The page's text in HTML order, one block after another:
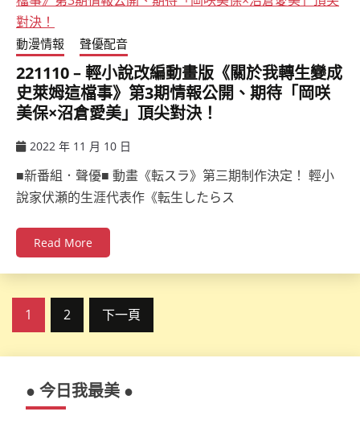
動漫情報 聲優配音
221110 – 輕小說改編動畫版《關於我轉生變成
史萊姆這檔事》第3期情報公開、期待「岡咲
美保×沼倉愛美」頂尖對決！
2022 年 11 月 10 日
■新番組．聲優■ 動畫《転スラ》第三期制作決定！ 輕小
說家伏瀬的生涯代表作《転生したらス
Read More
文
頁
1 2 下一頁
● 今日我最美 ●